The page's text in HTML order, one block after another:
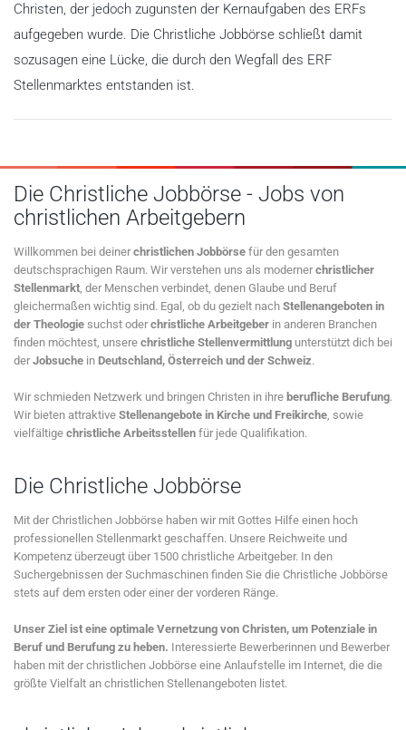
Christen, der jedoch zugunsten der Kernaufgaben des ERFs
aufgegeben wurde. Die Christliche Jobbörse schließt damit
sozusagen eine Lücke, die durch den Wegfall des ERF
Stellenmarktes entstanden ist.
Die Christliche Jobbörse - Jobs von
christlichen Arbeitgebern
Willkommen bei deinerchristlichen Jobbörse für den gesamten
deutschsprachigen Raum. Wir verstehen uns als modernerchristlicher
Stellenmarkt, der Menschen verbindet, denen Glaube und Beruf
gleichermaßen wichtig sind. Egal, ob du gezielt nach Stellenangeboten in
der Theologie suchst oderchristliche Arbeitgeber in anderen Branchen
finden möchtest, unsere christliche Stellenvermittlung unterstützt dich bei
derJobsuche in Deutschland, Österreich und der Schweiz.
Wir schmieden Netzwerk und bringen Christen in ihre berufliche Berufung.
Wir bieten attraktive Stellenangebote in Kirche und Freikirche, sowie
vielfältige christliche Arbeitsstellen für jede Qualifikation.
Die Christliche Jobbörse
Mit der Christlichen Jobbörse haben wir mit Gottes Hilfe einen hoch
professionellen Stellenmarkt geschaffen. Unsere Reichweite und
Kompetenz überzeugt über 1500 christliche Arbeitgeber. In den
Suchergebnissen der Suchmaschinen finden Sie die Christliche Jobbörse
stets auf dem ersten oder einer der vorderen Ränge.
Unser Ziel ist eine optimale Vernetzung von Christen, um Potenziale in
Beruf und Berufung zu heben. Interessierte Bewerberinnen und Bewerber
haben mit der christlichen Jobbörse eine Anlaufstelle im Internet, die die
größte Vielfalt an christlichen Stellenangeboten listet.